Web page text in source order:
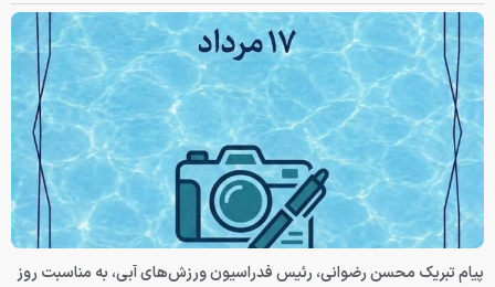
پیام تبریک محسن رضوانی، رئیس فدراسیون ورزش‌های آبی، به مناسبت روز